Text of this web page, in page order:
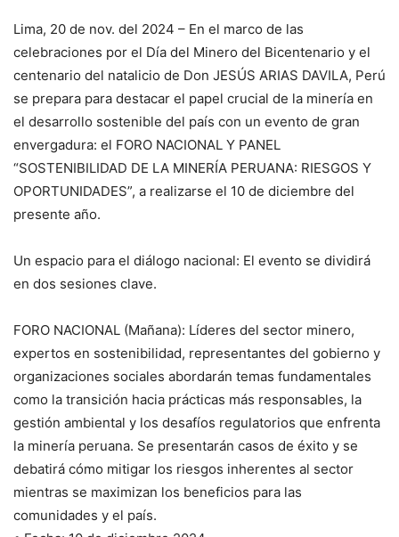
Lima, 20 de nov. del 2024 – En el marco de las
celebraciones por el Día del Minero del Bicentenario y el
centenario del natalicio de Don JESÚS ARIAS DAVILA, Perú
se prepara para destacar el papel crucial de la minería en
el desarrollo sostenible del país con un evento de gran
envergadura: el FORO NACIONAL Y PANEL
“SOSTENIBILIDAD DE LA MINERÍA PERUANA: RIESGOS Y
OPORTUNIDADES”, a realizarse el 10 de diciembre del
presente año.
Un espacio para el diálogo nacional: El evento se dividirá
en dos sesiones clave.
FORO NACIONAL (Mañana): Líderes del sector minero,
expertos en sostenibilidad, representantes del gobierno y
organizaciones sociales abordarán temas fundamentales
como la transición hacia prácticas más responsables, la
gestión ambiental y los desafíos regulatorios que enfrenta
la minería peruana. Se presentarán casos de éxito y se
debatirá cómo mitigar los riesgos inherentes al sector
mientras se maximizan los beneficios para las
comunidades y el país.